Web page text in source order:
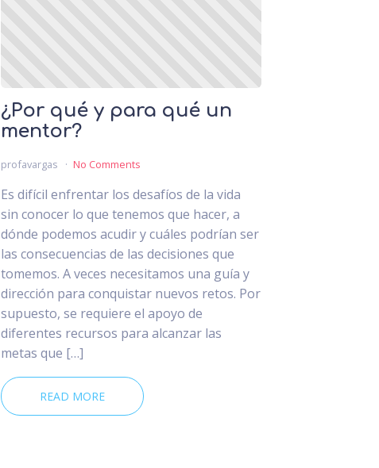
¿Por qué y para qué un
mentor?
profavargas No Comments
Es difícil enfrentar los desafíos de la vida
sin conocer lo que tenemos que hacer, a
dónde podemos acudir y cuáles podrían ser
las consecuencias de las decisiones que
tomemos. A veces necesitamos una guía y
dirección para conquistar nuevos retos. Por
supuesto, se requiere el apoyo de
diferentes recursos para alcanzar las
metas que […]
READ MORE